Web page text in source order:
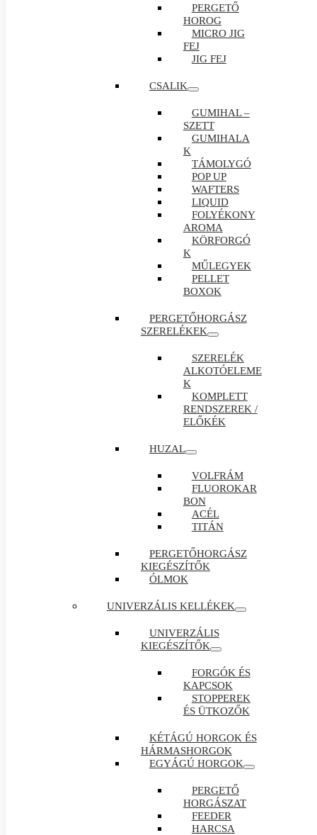
PERGETŐ
HOROG
MICRO JIG
FEJ
JIG FEJ
CSALIK
GUMIHAL –
SZETT
GUMIHALA
K
TÁMOLYGÓ
POP UP
WAFTERS
LIQUID
FOLYÉKONY
AROMA
KÖRFORGÓ
K
MŰLEGYEK
PELLET
BOXOK
PERGETŐHORGÁSZ
SZERELÉKEK
SZERELÉK
ALKOTÓELEME
K
KOMPLETT
RENDSZEREK /
ELŐKÉK
HUZAL
VOLFRÁM
FLUOROKAR
BON
ACÉL
TITÁN
PERGETŐHORGÁSZ
KIEGÉSZÍTŐK
ÓLMOK
UNIVERZÁLIS KELLÉKEK
UNIVERZÁLIS
KIEGÉSZÍTŐK
FORGÓK ÉS
KAPCSOK
STOPPEREK
ÉS ÜTKOZŐK
KÉTÁGÚ HORGOK ÉS
HÁRMASHORGOK
EGYÁGÚ HORGOK
PERGETŐ
HORGÁSZAT
FEEDER
HARCSA